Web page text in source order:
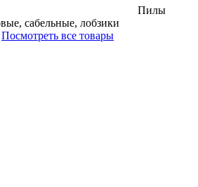
Пилы
сабельные, лобзики
Посмотреть все товары